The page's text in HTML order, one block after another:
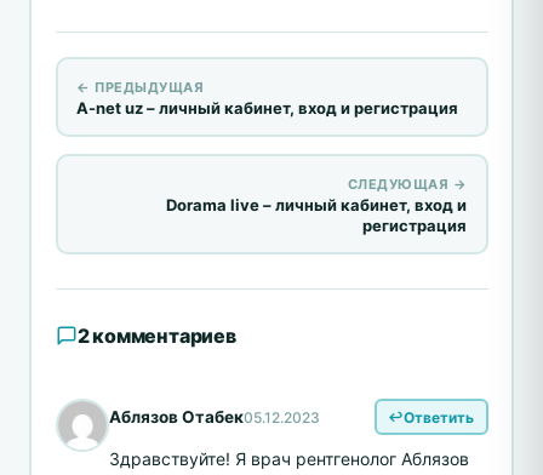
← ПРЕДЫДУЩАЯ
A-net uz – личный кабинет, вход и регистрация
СЛЕДУЮЩАЯ →
Dorama live – личный кабинет, вход и
регистрация
2 комментариев
Аблязов Отабек05.12.2023 Ответить
Здравствуйте! Я врач рентгенолог Аблязов